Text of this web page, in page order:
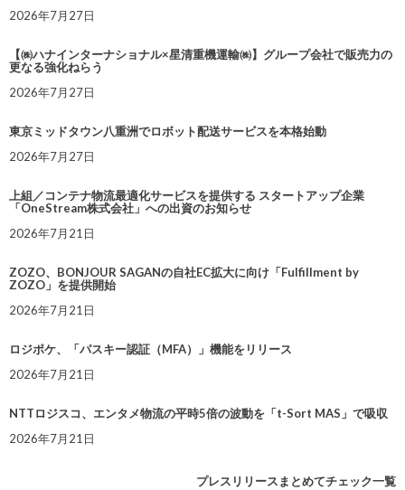
2026年7月27日
【㈱ハナインターナショナル×星清重機運輸㈱】グループ会社で販売力の
更なる強化ねらう
2026年7月27日
東京ミッドタウン八重洲でロボット配送サービスを本格始動
2026年7月27日
上組／コンテナ物流最適化サービスを提供する スタートアップ企業
「OneStream株式会社」への出資のお知らせ
2026年7月21日
ZOZO、BONJOUR SAGANの自社EC拡大に向け「Fulfillment by
ZOZO」を提供開始
2026年7月21日
ロジポケ、「パスキー認証（MFA）」機能をリリース
2026年7月21日
NTTロジスコ、エンタメ物流の平時5倍の波動を「t-Sort MAS」で吸収
2026年7月21日
プレスリリースまとめてチェック一覧